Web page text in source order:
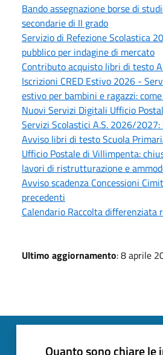
Bando assegnazione borse di
secondarie di II grado
Servizio di Refezione Scolastica
pubblico per indagine di mercato
Contributo acquisto libri di testo
Iscrizioni CRED Estivo 2026 -
estivo per bambini e ragazzi:
Nuovi Servizi Digitali Ufficio
Servizi Scolastici A.S. 2026/
Avviso libri di testo Scuola
Ufficio Postale di Villimpenta:
lavori di ristrutturazione e
Avviso scadenza Concessioni
precedenti
Calendario Raccolta
Ultimo aggiornamento: 8 aprile
Quanto sono chiare